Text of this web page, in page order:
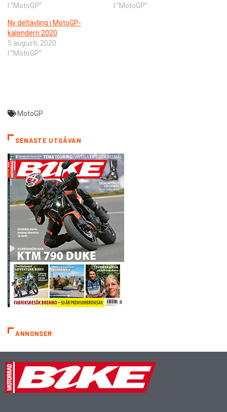
I ”MotoGP”
I ”MotoGP”
Ny deltävling i MotoGP-
kalendern 2020
5 augusti, 2020
I ”MotoGP”
MotoGP
SENASTE UTGÅVAN
ANNONSER